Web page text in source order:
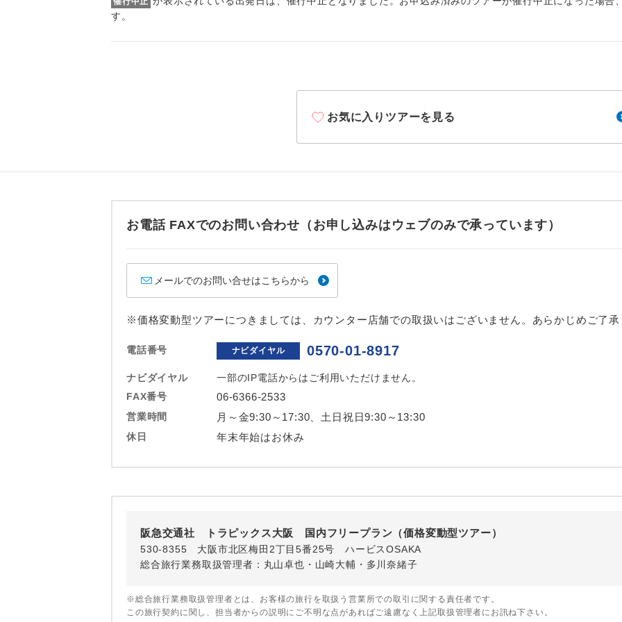
す。
お気に入りツアーを見る
お電話 FAXでのお問い合わせ（お申し込みはウェブのみで承っています）
メールでのお問い合せはこちらから
※価格変動型ツアーにつきましては、カウンター店舗での取扱いはございません。あらかじめご了承
電話番号 ナビダイヤル 0570-01-8917
ナビダイヤル
一部のIP電話からはご利用いただけません。
FAX番号
06-6366-2533
営業時間 月～金9:30～17:30、土日祝日9:30～13:30
休日 年末年始はお休み
阪急交通社 トラピックス大阪 国内フリープラン（価格変動型ツアー）
530-8355 大阪市北区梅田2丁目5番25号 ハービスOSAKA
総合旅行業務取扱管理者：丸山卓也・山崎大輔・多川奈緒子
※総合旅行業務取扱管理者とは、お客様の旅行を取扱う営業所での取引に関する責任者です。
この旅行契約に関し、担当者からの説明にご不明な点があればご遠慮なく上記取扱管理者にお訊ね下さい。
トラベルイヤホン
おひとり様参加限定 おひとり様限定でご参加いただけるコースです
1名様1室同代金 1名様1室利用でも追加料金がかからないコース
ご夫婦限定でご参加いただけるコースです。
航空会社指定
ホテル指定 ご紹介するホテルを指定したコースです。
おひとり様バス2席利用 おひとり様でバス席を2席利⽤できます。